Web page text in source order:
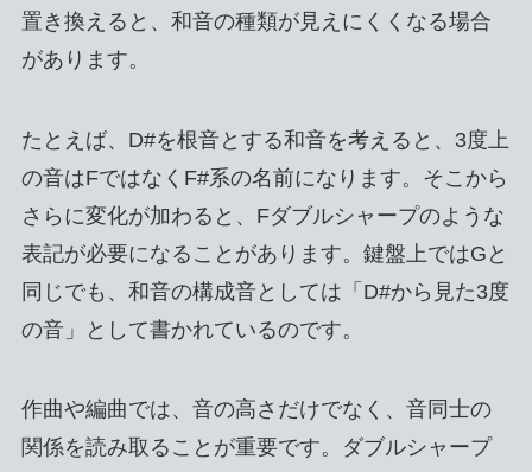
置き換えると、和音の種類が見えにくくなる場合
があります。
たとえば、D#を根音とする和音を考えると、3度上
の音はFではなくF#系の名前になります。そこから
さらに変化が加わると、Fダブルシャープのような
表記が必要になることがあります。鍵盤上ではGと
同じでも、和音の構成音としては「D#から見た3度
の音」として書かれているのです。
作曲や編曲では、音の高さだけでなく、音同士の
関係を読み取ることが重要です。ダブルシャープ